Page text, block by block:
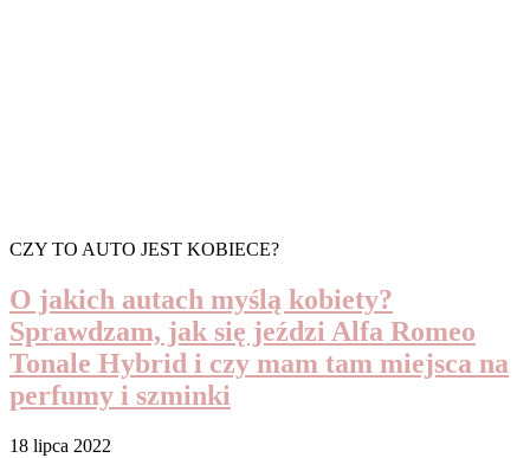
CZY TO AUTO JEST KOBIECE?
O jakich autach myślą kobiety?
Sprawdzam, jak się jeździ Alfa Romeo
Tonale Hybrid i czy mam tam miejsca na
perfumy i szminki
18 lipca 2022